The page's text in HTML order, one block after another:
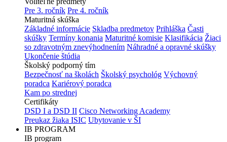
Pre 3. ročník Pre 4. ročník
Maturitná skúška
Základné informácie Skladba predmetov Prihláška Časti
skúšky Termíny konania Maturitné komisie Klasifikácia Žiaci
so zdravotným znevýhodnením Náhradné a opravné skúšky
Ukončenie štúdia
Školský podporný tím
Bezpečnosť na školách Školský psychológ Výchovný
poradca Kariérový poradca
Kam po strednej
Certifikáty
DSD I a DSD II Cisco Networking Academy
Preukaz žiaka ISIC Ubytovanie v ŠI
IB PROGRAM
IB program